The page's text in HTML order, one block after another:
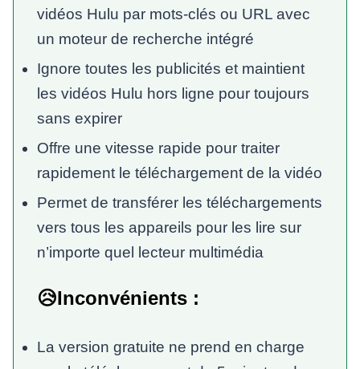
vidéos Hulu par mots-clés ou URL avec
un moteur de recherche intégré
Ignore toutes les publicités et maintient
les vidéos Hulu hors ligne pour toujours
sans expirer
Offre une vitesse rapide pour traiter
rapidement le téléchargement de la vidéo
Permet de transférer les téléchargements
vers tous les appareils pour les lire sur
n’importe quel lecteur multimédia
😥Inconvénients :
La version gratuite ne prend en charge